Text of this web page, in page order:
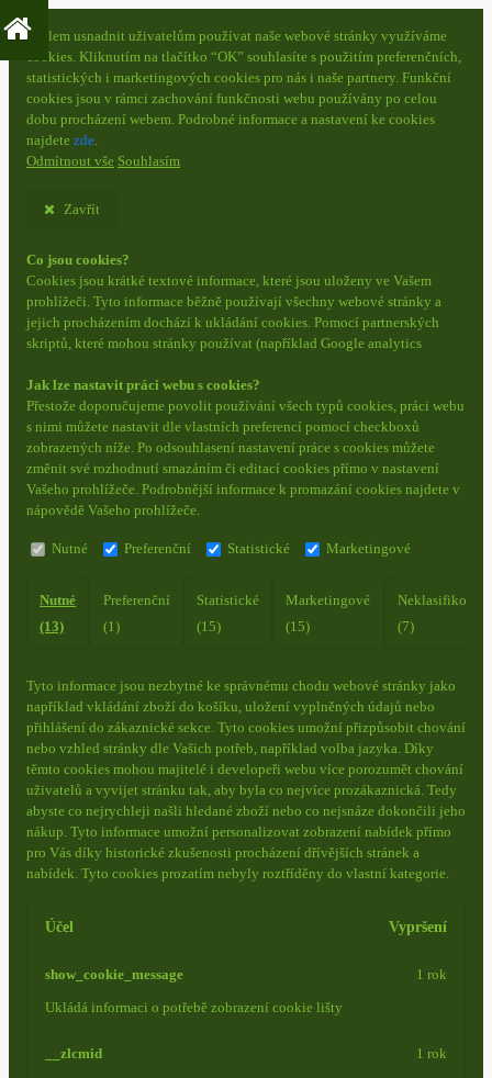
S cílem usnadnit uživatelům používat naše webové stránky využíváme
cookies. Kliknutím na tlačítko “OK” souhlasíte s použitím preferenčních,
statistických i marketingových cookies pro nás i naše partnery. Funkční
cookies jsou v rámci zachování funkčnosti webu používány po celou
dobu procházení webem. Podrobné informace a nastavení ke cookies
najdete zde.
Odmítnout vše Souhlasím
Zavřít
Co jsou cookies?
Cookies jsou krátké textové informace, které jsou uloženy ve Vašem
prohlížeči. Tyto informace běžně používají všechny webové stránky a
jejich procházením dochází k ukládání cookies. Pomocí partnerských
skriptů, které mohou stránky používat (například Google analytics
Jak lze nastavit práci webu s cookies?
Přestože doporučujeme povolit používání všech typů cookies, práci webu
s nimi můžete nastavit dle vlastních preferencí pomocí checkboxů
zobrazených níže. Po odsouhlasení nastavení práce s cookies můžete
změnit své rozhodnutí smazáním či editací cookies přímo v nastavení
Vašeho prohlížeče. Podrobnější informace k promazání cookies najdete v
nápovědě Vašeho prohlížeče.
Nutné Preferenční Statistické Marketingové
Nutné
(13)
Preferenční
(1)
Statistické
(15)
Marketingové
(15)
(7)
Tyto informace jsou nezbytné ke správnému chodu webové stránky jako
například vkládání zboží do košíku, uložení vyplněných údajů nebo
přihlášení do zákaznické sekce. Tyto cookies umožní přizpůsobit chování
nebo vzhled stránky dle Vašich potřeb, například volba jazyka. Díky
těmto cookies mohou majitelé i developeři webu více porozumět chování
uživatelů a vyvijet stránku tak, aby byla co nejvíce prozákaznická. Tedy
abyste co nejrychleji našli hledané zboží nebo co nejsnáze dokončili jeho
nákup. Tyto informace umožní personalizovat zobrazení nabídek přímo
pro Vás díky historické zkušenosti procházení dřívějších stránek a
nabídek. Tyto cookies prozatím nebyly roztříděny do vlastní kategorie.
Účel Vypršení
show_cookie_message
Ukládá informaci o potřebě zobrazení cookie lišty
1 rok
__zlcmid 1 rok